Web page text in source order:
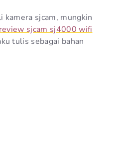
kamera sjcam, mungkin
review sjcam sj4000 wifi
tulis sebagai bahan